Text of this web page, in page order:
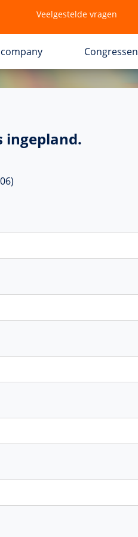
Veelgestelde vragen
Congressen
ingepland.